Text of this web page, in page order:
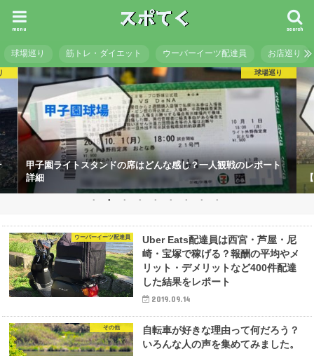
search
menu
球場巡り 筋トレ・ダイエット ウーバーイーツ配達員 お店巡り
球場巡り
甲子園ライトスタンドの席はどんな感じ？一人観戦のレポート
詳細
ウーバーイーツ配達員
Uber Eats配達員は西宮・芦屋・尼
崎・宝塚で稼げる？報酬の平均やメ
リット・デメリットなど400件配達
した結果をレポート
2019.09.14
その他
自転車が好きな理由って何だろう？
いろんな人の声を集めてみました。